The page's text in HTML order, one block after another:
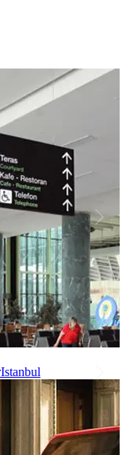
Istanbul